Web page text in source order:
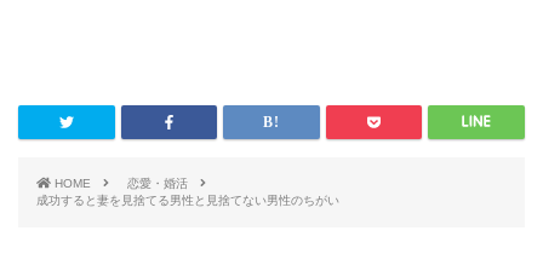
HOME
恋愛・婚活
成功すると妻を見捨てる男性と見捨てない男性のちがい